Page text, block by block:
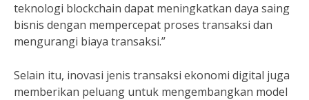
teknologi blockchain dapat meningkatkan daya saing
bisnis dengan mempercepat proses transaksi dan
mengurangi biaya transaksi.”
Selain itu, inovasi jenis transaksi ekonomi digital juga
memberikan peluang untuk mengembangkan model